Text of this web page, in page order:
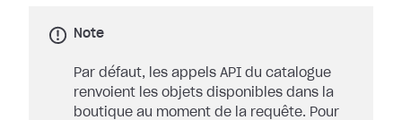
Note
Par défaut, les appels API du catalogue
renvoient les objets disponibles dans la
boutique au moment de la requête. Pour